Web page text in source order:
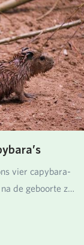
vier capybara-
de geboorte z…